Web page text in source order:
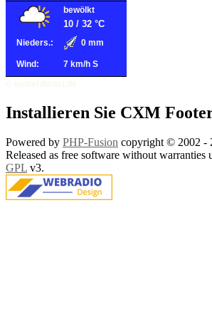
bewölkt
10 / 32 °C
Nieders.: 0 mm
Wind:
7 km/h S
Installieren Sie CXM
Powered by PHP-Fusion copyright © 2002 -
Released as free software without warranties
GPL v3.